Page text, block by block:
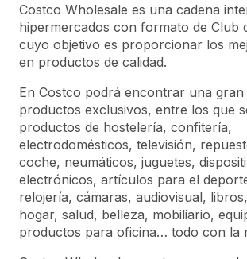
Costco Wholesale es una cadena
hipermercados con formato de Club
cuyo objetivo es proporcionar los
en productos de calidad.
En Costco podrá encontrar una gran
productos exclusivos, entre los que
productos de hostelería, confitería,
electrodomésticos, televisión,
coche, neumáticos, juguetes,
electrónicos, artículos para el
relojería, cámaras, audiovisual,
hogar, salud, belleza, mobiliario,
productos para oficina… todo con la